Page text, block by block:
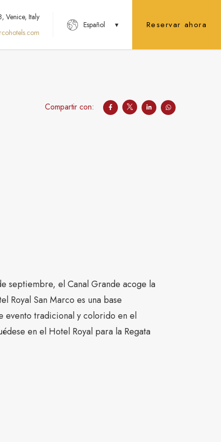
Venice, Italy
Español Reservar ahora
Compartir con:
septiembre, el Canal Grande acoge la
Royal San Marco es una base
evento tradicional y colorido en el
en el Hotel Royal para la Regata